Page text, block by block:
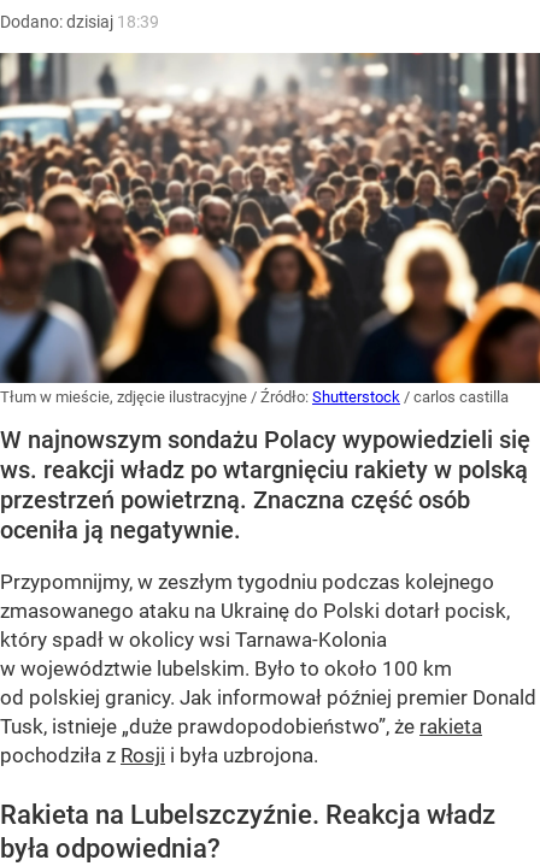
Dodano:dzisiaj 18:39
Tłum w mieście, zdjęcie ilustracyjne / Źródło: Shutterstock / carlos castilla
W najnowszym sondażu Polacy wypowiedzieli się
ws. reakcji władz po wtargnięciu rakiety w polską
przestrzeń powietrzną. Znaczna część osób
oceniła ją negatywnie.
Przypomnijmy, w zeszłym tygodniu podczas kolejnego
zmasowanego ataku na Ukrainę do Polski dotarł pocisk,
który spadł w okolicy wsi Tarnawa-Kolonia
w województwie lubelskim. Było to około 100 km
od polskiej granicy. Jak informował później premier Donald
Tusk, istnieje „duże prawdopodobieństwo”, że rakieta
pochodziła z Rosji i była uzbrojona.
Rakieta na Lubelszczyźnie. Reakcja władz
była odpowiednia?